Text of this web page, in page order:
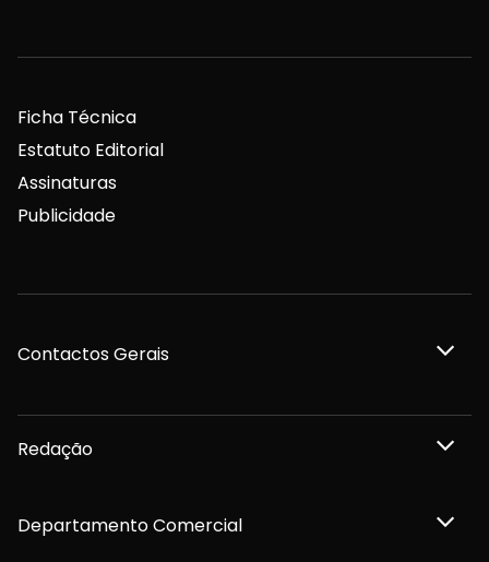
Ficha Técnica
Estatuto Editorial
Assinaturas
Publicidade
Contactos Gerais
Redação
Departamento Comercial